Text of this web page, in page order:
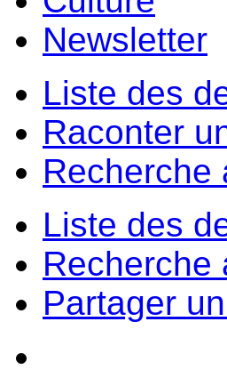
Newsletter
Liste des
Raconter
Recherche
Liste des
Recherche
Partager